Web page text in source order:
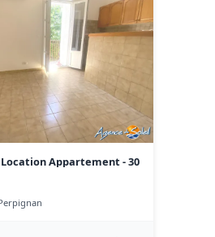
Appartement - 30